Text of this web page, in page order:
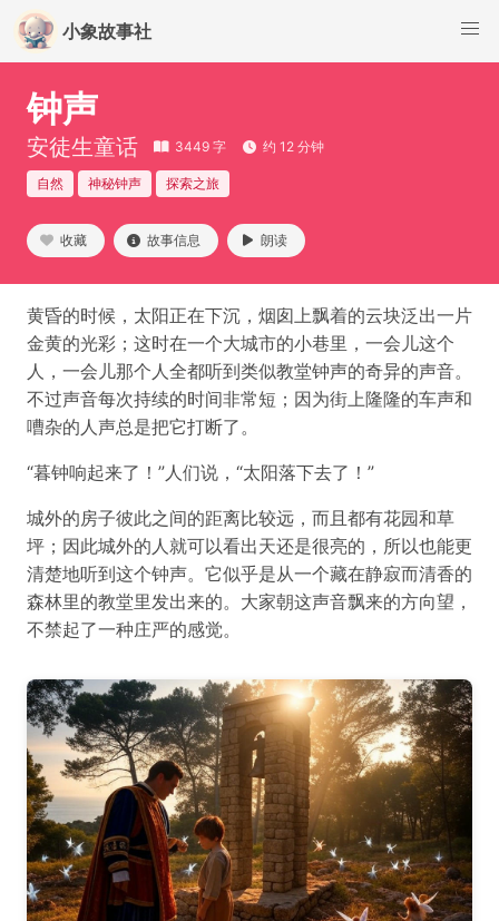
小象故事社
钟声
安徒生童话 3449 字 约 12 分钟
自然 神秘钟声 探索之旅
收藏 故事信息 朗读
黄昏的时候，太阳正在下沉，烟囱上飘着的云块泛出一片
金黄的光彩；这时在一个大城市的小巷里，一会儿这个
人，一会儿那个人全都听到类似教堂钟声的奇异的声音。
不过声音每次持续的时间非常短；因为街上隆隆的车声和
嘈杂的人声总是把它打断了。
“暮钟响起来了！”人们说，“太阳落下去了！”
城外的房子彼此之间的距离比较远，而且都有花园和草
坪；因此城外的人就可以看出天还是很亮的，所以也能更
清楚地听到这个钟声。它似乎是从一个藏在静寂而清香的
森林里的教堂里发出来的。大家朝这声音飘来的方向望，
不禁起了一种庄严的感觉。